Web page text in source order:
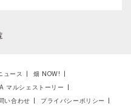
ュース | 畑 NOW! |
マルシェストーリー |
い合わせ | プライバシーポリシー |